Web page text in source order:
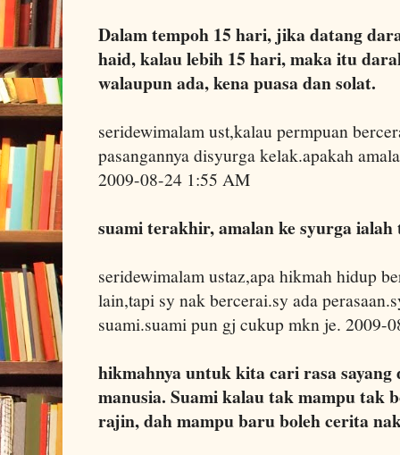
Dalam tempoh 15 hari, jika datang
haid, kalau lebih 15 hari, maka itu
walaupun ada, kena puasa dan solat.
seridewimalam ust,kalau permpuan
pasangannya disyurga kelak.apakah
2009-08-24 1:55 AM
suami terakhir, amalan ke syurga
seridewimalam ustaz,apa hikmah hidup
lain,tapi sy nak bercerai.sy ada
suami.suami pun gj cukup mkn je. 2009-
hikmahnya untuk kita cari rasa
manusia. Suami kalau tak mampu tak
rajin, dah mampu baru boleh cerita